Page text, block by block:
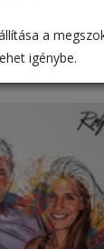
a
igénybe.